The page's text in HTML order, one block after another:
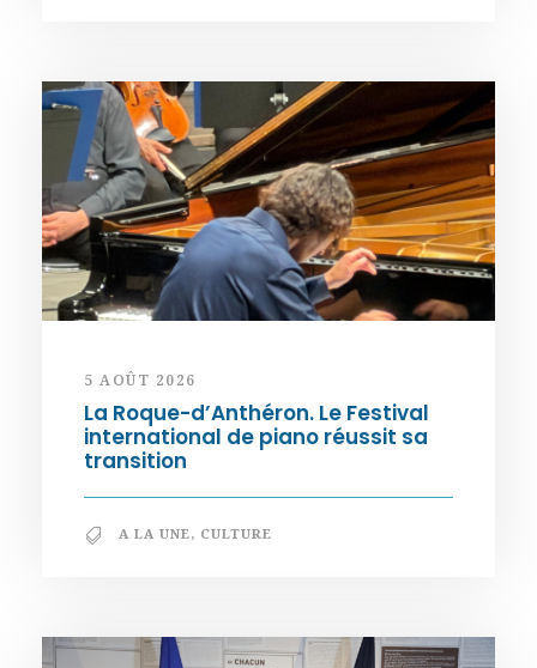
5 AOÛT 2026
La Roque-d’Anthéron. Le Festival
international de piano réussit sa
transition
A LA UNE, CULTURE